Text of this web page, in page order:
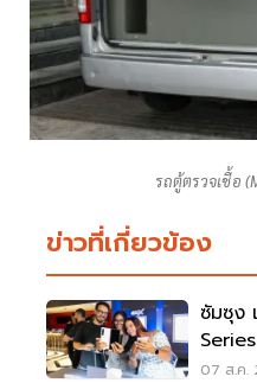
รถตู้ตรวจเชื้อ
ข่าวที่เกี่ยวข้อง
ซัมซุง
เกาหลี
07 ส.ค.